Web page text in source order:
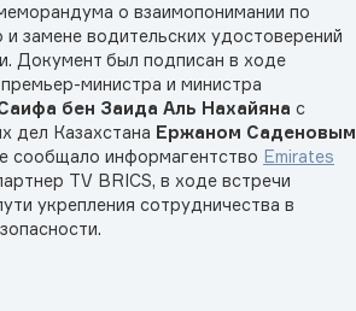
о взаимопонимании по
замене водительских удостоверений
Документ был подписан в ходе
министра и министра
бен Заида Аль Нахайяна с
дел Казахстана Ержаном Саденовым
сообщало информагентство Emirates
TV BRICS, в ходе встречи
укрепления сотрудничества в